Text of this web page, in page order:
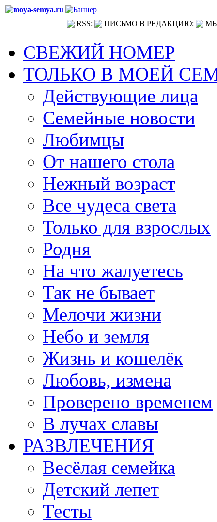
RSS: ПИСЬМО В РЕДАКЦИЮ:
СВЕЖИЙ НОМЕР
ТОЛЬКО В МОЕЙ
Действующие лица
Семейные новости
Любимцы
От нашего стола
Нежный возраст
Все чудеса света
Только для взрослых
Родня
На что жалуетесь
Так не бывает
Мелочи жизни
Небо и земля
Жизнь и кошелёк
Любовь, измена
Проверено временем
В лучах славы
РАЗВЛЕЧЕНИЯ
Весёлая семейка
Детский лепет
Тесты